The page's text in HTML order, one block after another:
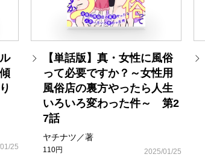
25
【単話版】真・女性に風俗
って必要ですか？～女性用
風俗店の裏方やったら人生
いろいろ変わった件～ 第2
7話
ヤチナツ／著
110円 2025/01/25